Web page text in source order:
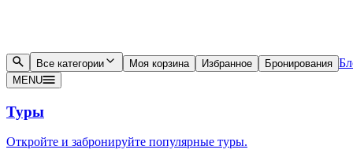
Все категории Моя корзина Избранное Бронирования
MENU
Туры
Откройте и забронируйте популярные туры.